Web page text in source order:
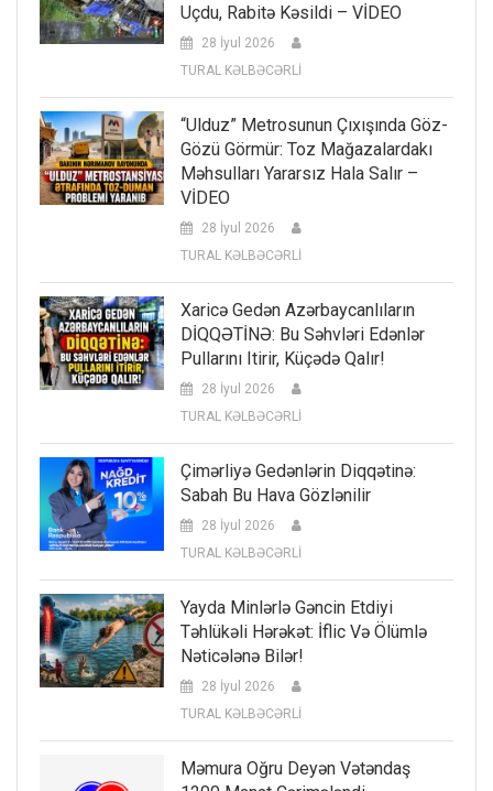
Uçdu, Rabitə Kəsildi – VİDEO
28 İyul 2026
TURAL KƏLBƏCƏRLİ
“Ulduz” Metrosunun Çıxışında Göz-
Gözü Görmür: Toz Mağazalardakı
Məhsulları Yararsız Hala Salır –
VİDEO
28 İyul 2026
TURAL KƏLBƏCƏRLİ
Xaricə Gedən Azərbaycanlıların
DİQQƏTİNƏ: Bu Səhvləri Edənlər
Pullarını Itirir, Küçədə Qalır!
28 İyul 2026
TURAL KƏLBƏCƏRLİ
Çimərliyə Gedənlərin Diqqətinə:
Sabah Bu Hava Gözlənilir
28 İyul 2026
TURAL KƏLBƏCƏRLİ
Yayda Minlərlə Gəncin Etdiyi
Təhlükəli Hərəkət: İflic Və Ölümlə
Nəticələnə Bilər!
28 İyul 2026
TURAL KƏLBƏCƏRLİ
Məmura Oğru Deyən Vətəndaş